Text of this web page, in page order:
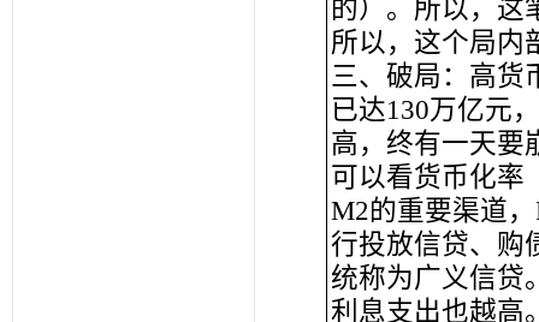
的）。所以，这
所以，这个局内
三、破局：高货
已达130万亿元
高，终有一天要
可以看货币化率
M2的重要渠道
行投放信贷、购
统称为广义信贷
利息支出也越高